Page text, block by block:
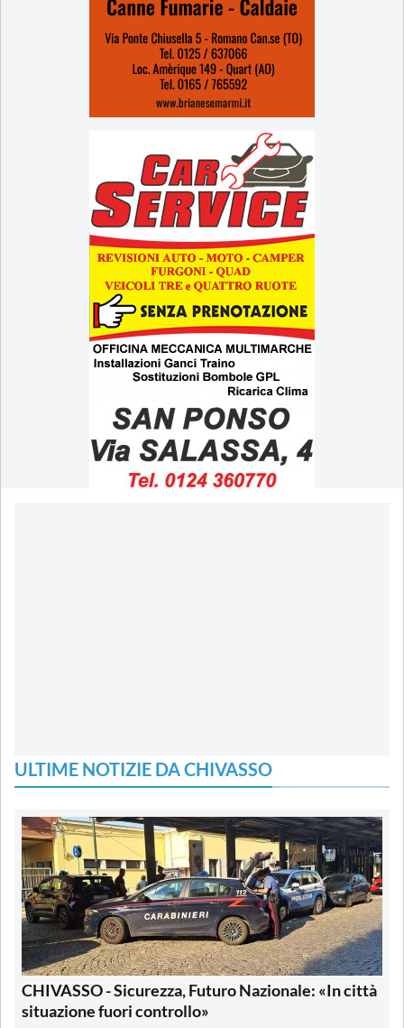
ULTIME NOTIZIE DA CHIVASSO
CHIVASSO - Sicurezza, Futuro Nazionale: «In città
situazione fuori controllo»